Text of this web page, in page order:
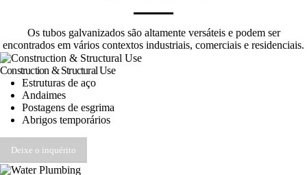
Os tubos galvanizados são altamente versáteis e podem ser
encontrados em vários contextos industriais, comerciais e residenciais.
Construction & Structural Use
Estruturas de aço
Andaimes
Postagens de esgrima
Abrigos temporários
Deixe o inquérito